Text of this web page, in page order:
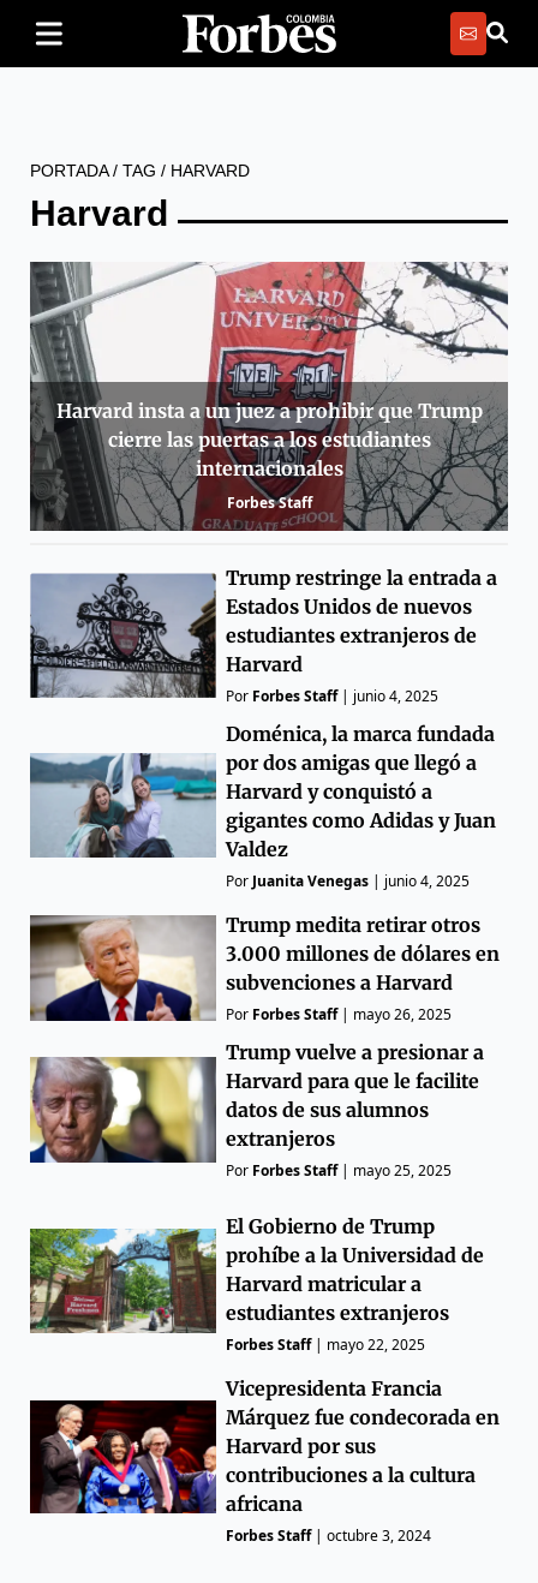
PORTADA/ TAG / HARVARD
Harvard
Harvard insta a un juez a prohibir que Trump
cierre las puertas a los estudiantes
internacionales
Forbes Staff
Trump restringe la entrada a
Estados Unidos de nuevos
estudiantes extranjeros de
Harvard
Por Forbes Staff| junio 4, 2025
Doménica, la marca fundada
por dos amigas que llegó a
Harvard y conquistó a
gigantes como Adidas y Juan
Valdez
Por Juanita Venegas | junio 4, 2025
Trump medita retirar otros
3.000 millones de dólares en
subvenciones a Harvard
Por Forbes Staff| mayo 26, 2025
Trump vuelve a presionar a
Harvard para que le facilite
datos de sus alumnos
extranjeros
Por Forbes Staff| mayo 25, 2025
El Gobierno de Trump
prohíbe a la Universidad de
Harvard matricular a
estudiantes extranjeros
Forbes Staff| mayo 22, 2025
Vicepresidenta Francia
Márquez fue condecorada en
Harvard por sus
contribuciones a la cultura
africana
Forbes Staff|octubre 3, 2024